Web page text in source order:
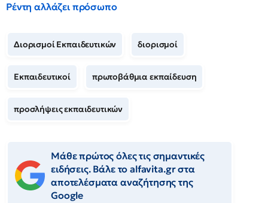
Ρέντη αλλάζει πρόσωπο
Διορισμοί Εκπαιδευτικών διορισμοί
Εκπαιδευτικοί πρωτοβάθμια εκπαίδευση
προσλήψεις εκπαιδευτικών
Μάθε πρώτος όλες τις σημαντικές
ειδήσεις. Βάλε το alfavita.gr στα
αποτελέσματα αναζήτησης της
Google